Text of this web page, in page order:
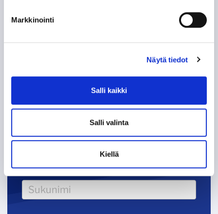
Markkinointi
Näytä tiedot
Salli kaikki
Salli valinta
Kiellä
Tappara uutiskirje